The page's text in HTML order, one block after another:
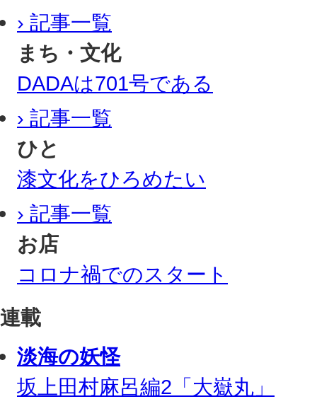
› 記事一覧
まち・文化
DADAは701号である
› 記事一覧
ひと
漆文化をひろめたい
› 記事一覧
お店
コロナ禍でのスタート
連載
淡海の妖怪
坂上田村麻呂編2「大嶽丸」